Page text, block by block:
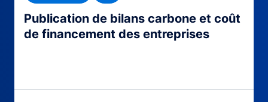
Publication de bilans carbone et coût
de financement des entreprises